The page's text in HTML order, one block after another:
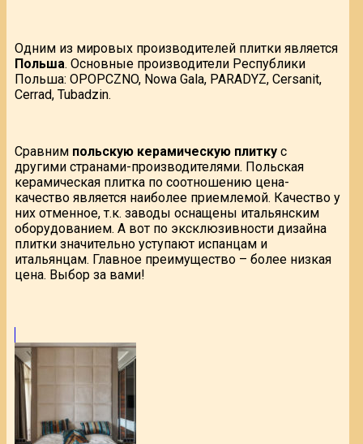
Одним из мировых производителей плитки является
Польша. Основные производители Республики
Польша: OPOPCZNO, Nowa Gala, PARADYZ, Cersanit,
Cerrad, Tubadzin.
Сравним польскую керамическую плитку с
другими странами-производителями. Польская
керамическая плитка по соотношению цена-
качество является наиболее приемлемой. Качество у
них отменное, т.к. заводы оснащены итальянским
оборудованием. А вот по эксклюзивности дизайна
плитки значительно уступают испанцам и
итальянцам. Главное преимущество – более низкая
цена. Выбор за вами!